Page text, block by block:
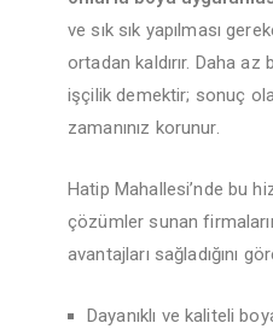
ve sık sık yapılması
ortadan kaldırır. Daha
işçilik demektir; sonuç
zamanınız korunur.
Hatip Mahallesi’nde bu
çözümler sunan
avantajları sağladığını
Dayanıklı ve kaliteli